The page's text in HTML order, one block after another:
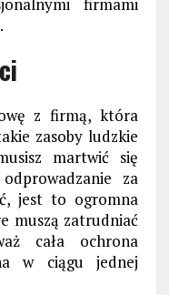
firmami
z firmą, która
zasoby ludzkie
martwić się
za
jest to ogromna
muszą zatrudniać
cała ochrona
w ciągu jednej